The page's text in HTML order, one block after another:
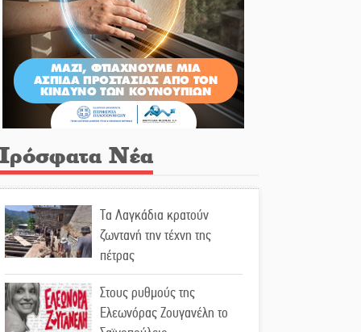
Νέα
Τα Λαγκάδια κρατούν
ζωντανή την τέχνη της
πέτρας
Στους ρυθμούς της
Ελεωνόρας Ζουγανέλη το